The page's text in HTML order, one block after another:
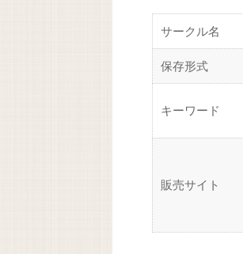
サークル名
保存形式
キーワード
販売サイト